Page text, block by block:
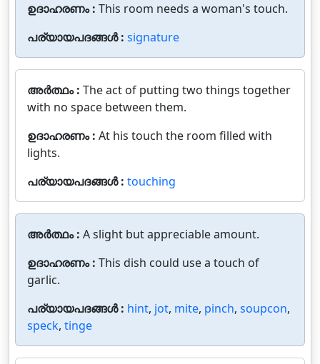
ഉദാഹരണം : This room needs a woman's touch.
പര്യായപദങ്ങൾ : signature
അർത്ഥം : The act of putting two things together
with no space between them.
ഉദാഹരണം : At his touch the room filled with
lights.
പര്യായപദങ്ങൾ : touching
അർത്ഥം : A slight but appreciable amount.
ഉദാഹരണം : This dish could use a touch of
garlic.
പര്യായപദങ്ങൾ : hint, jot, mite, pinch, soupcon,
speck, tinge